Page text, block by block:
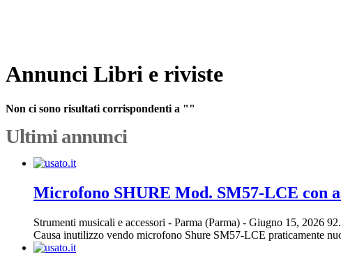
Annunci Libri e riviste
Non ci sono risultati corrispondenti a ""
Ultimi annunci
Microfono SHURE Mod. SM57-LCE con
Strumenti musicali e accessori - Parma (Parma) - Giugno 15, 2026
Causa inutilizzo vendo microfono Shure SM57-LCE praticamente